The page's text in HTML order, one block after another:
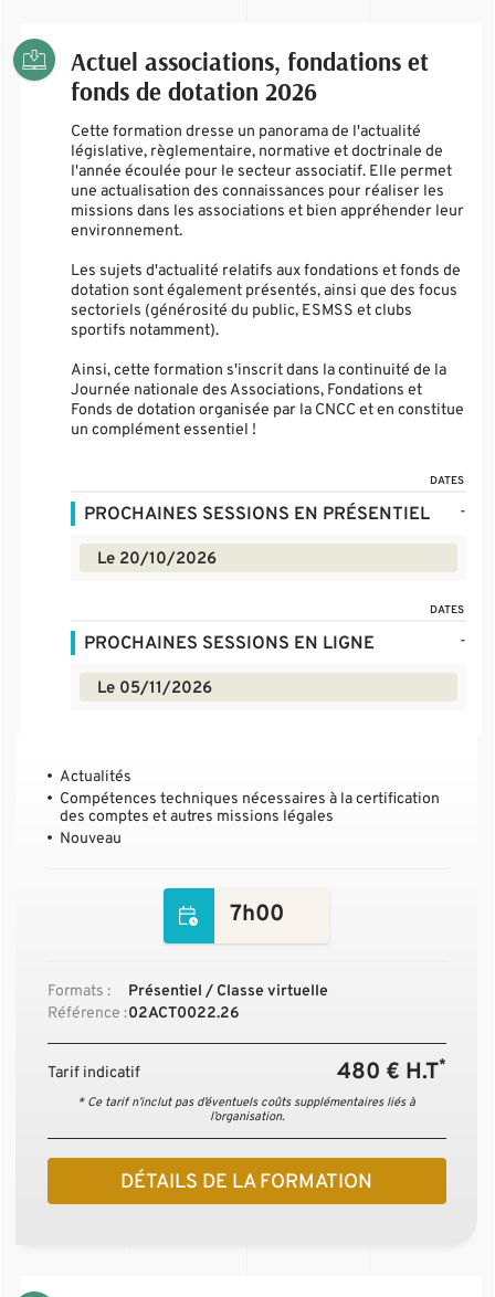
Actuel associations, fondations et
fonds de dotation 2026
Cette formation dresse un panorama de l'actualité
législative, règlementaire, normative et doctrinale de
l'année écoulée pour le secteur associatif. Elle permet
une actualisation des connaissances pour réaliser les
missions dans les associations et bien appréhender leur
environnement.
Les sujets d'actualité relatifs aux fondations et fonds de
dotation sont également présentés, ainsi que des focus
sectoriels (générosité du public, ESMSS et clubs
sportifs notamment).
Ainsi, cette formation s'inscrit dans la continuité de la
Journée nationale des Associations, Fondations et
Fonds de dotation organisée par la CNCC et en constitue
un complément essentiel !
DATES
PROCHAINES SESSIONS EN PRÉSENTIEL -
Le 20/10/2026
DATES
PROCHAINES SESSIONS EN LIGNE -
Le 05/11/2026
Actualités
Compétences techniques nécessaires à la certification
des comptes et autres missions légales
Nouveau
7h00
Formats :
Présentiel / Classe virtuelle
Référence :02ACT0022.26
Tarif indicatif 480 € H.T*
* Ce tarif n’inclut pas d’éventuels coûts supplémentaires liés à
l’organisation.
DÉTAILS DE LA FORMATION